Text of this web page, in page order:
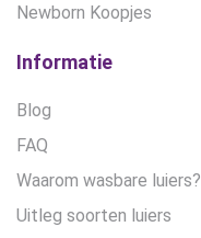
Newborn Koopjes
Informatie
Blog
FAQ
Waarom wasbare luiers?
Uitleg soorten luiers